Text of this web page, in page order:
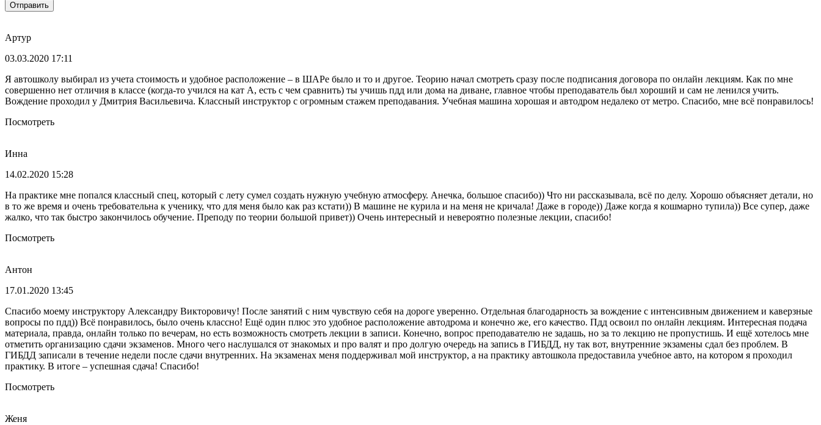
Отправить
Артур
03.03.2020 17:11
Я автошколу выбирал из учета стоимость и удобное расположение – в ШАРе было и то и другое. Теорию начал смотреть сразу после подписания договора по онлайн лекциям. Как по мне
совершенно нет отличия в классе (когда-то учился на кат А, есть с чем сравнить) ты учишь пдд или дома на диване, главное чтобы преподаватель был хороший и сам не ленился учить.
Вождение проходил у Дмитрия Васильевича. Классный инструктор с огромным стажем преподавания. Учебная машина хорошая и автодром недалеко от метро. Спасибо, мне всё понравилось!
Посмотреть
Инна
14.02.2020 15:28
На практике мне попался классный спец, который с лету сумел создать нужную учебную атмосферу. Анечка, большое спасибо)) Что ни рассказывала, всё по делу. Хорошо объясняет детали, но
в то же время и очень требовательна к ученику, что для меня было как раз кстати)) В машине не курила и на меня не кричала! Даже в городе)) Даже когда я кошмарно тупила)) Все супер, даже
жалко, что так быстро закончилось обучение. Преподу по теории большой привет)) Очень интересный и невероятно полезные лекции, спасибо!
Посмотреть
Антон
17.01.2020 13:45
Спасибо моему инструктору Александру Викторовичу! После занятий с ним чувствую себя на дороге уверенно. Отдельная благодарность за вождение с интенсивным движением и каверзные
вопросы по пдд)) Всё понравилось, было очень классно! Ещё один плюс это удобное расположение автодрома и конечно же, его качество. Пдд освоил по онлайн лекциям. Интересная подача
материала, правда, онлайн только по вечерам, но есть возможность смотреть лекции в записи. Конечно, вопрос преподавателю не задашь, но за то лекцию не пропустишь. И ещё хотелось мне
отметить организацию сдачи экзаменов. Много чего наслушался от знакомых и про валят и про долгую очередь на запись в ГИБДД, ну так вот, внутренние экзамены сдал без проблем. В
ГИБДД записали в течение недели после сдачи внутренних. На экзаменах меня поддерживал мой инструктор, а на практику автошкола предоставила учебное авто, на котором я проходил
практику. В итоге – успешная сдача! Спасибо!
Посмотреть
Женя